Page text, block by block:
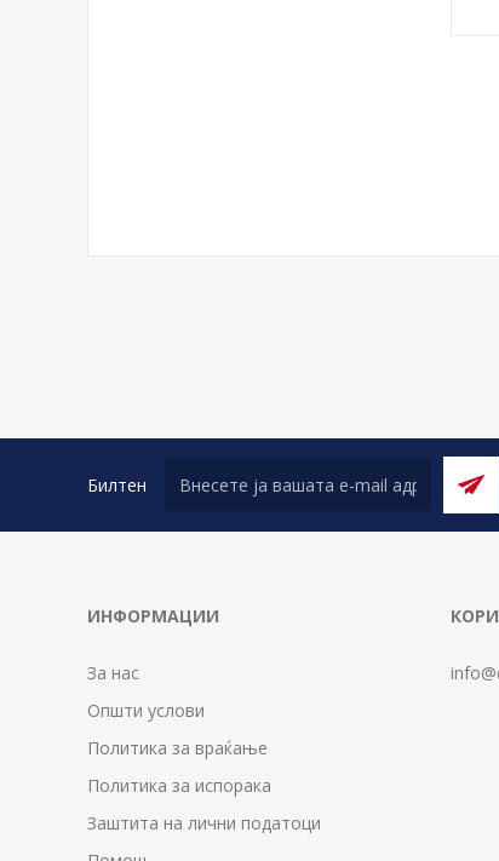
Билтен
ИНФОРМАЦИИ
За нас
Општи услови
Политика за враќање
Политика за испорака
Заштита на лични податоци